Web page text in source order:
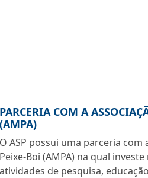
PARCERIA COM A
(AMPA)
O ASP possui uma parceria com
Peixe-Boi (AMPA) na qual
atividades de pesquisa,